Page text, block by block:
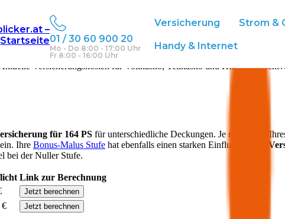
–
Startseite01 / 30 60 900 20
Mo - Do 8:00 - 17:00 Uhr
Fr 8:00 - 16:00 Uhr
Versicherung Strom &
Handy & Internet
Versicherungskosten für Vollkasko, Teilkasko und Kfz-
für 164 PS für unterschiedliche Deckungen. Je nach Alter
Ihre Bonus-Malus Stufe hat ebenfalls einen starken Einfluss auf die
bei der Nuller Stufe.
Link zur Berechnung
Jetzt berechnen
€ Jetzt berechnen